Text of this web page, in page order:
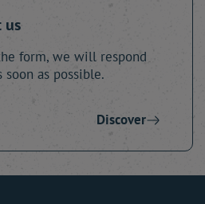
us
form, we will respond
soon as possible.
Discover